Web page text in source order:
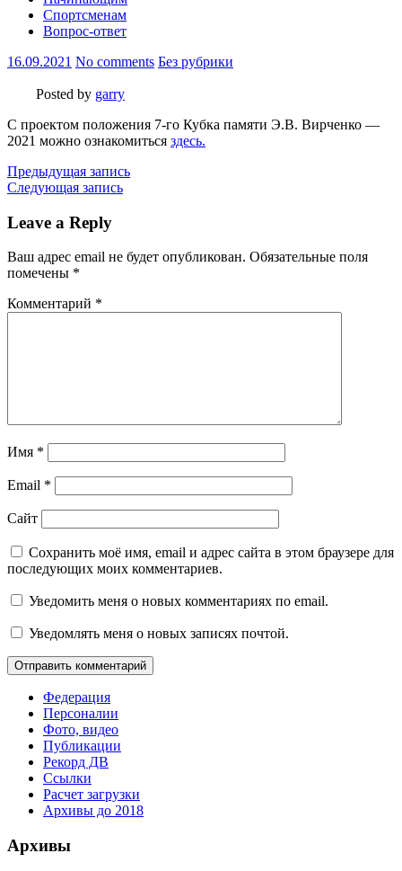
Спортсменам
Вопрос-ответ
16.09.2021 No comments Без рубрики
Posted by garry
С проектом положения 7-го Кубка памяти Э.В. Вирченко —
2021 можно ознакомиться здесь.
Навигация
по
записям
Previous
Post:
Предыдущая запись
Next
Следующая запись
Leave a Reply
Ваш адрес email не будет опубликован. Обязательные поля
помечены *
Комментарий *
Имя *
Email *
Сайт
Сохранить моё имя, email и адрес сайта в этом браузере для
последующих моих комментариев.
Уведомить меня о новых комментариях по email.
Уведомлять меня о новых записях почтой.
Федерация
Персоналии
Фото, видео
Публикации
Рекорд ДВ
Ссылки
Расчет загрузки
Архивы до 2018
Архивы